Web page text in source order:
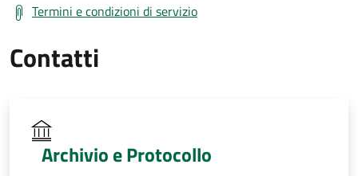
Termini e condizioni di servizio
Contatti
Archivio e Protocollo